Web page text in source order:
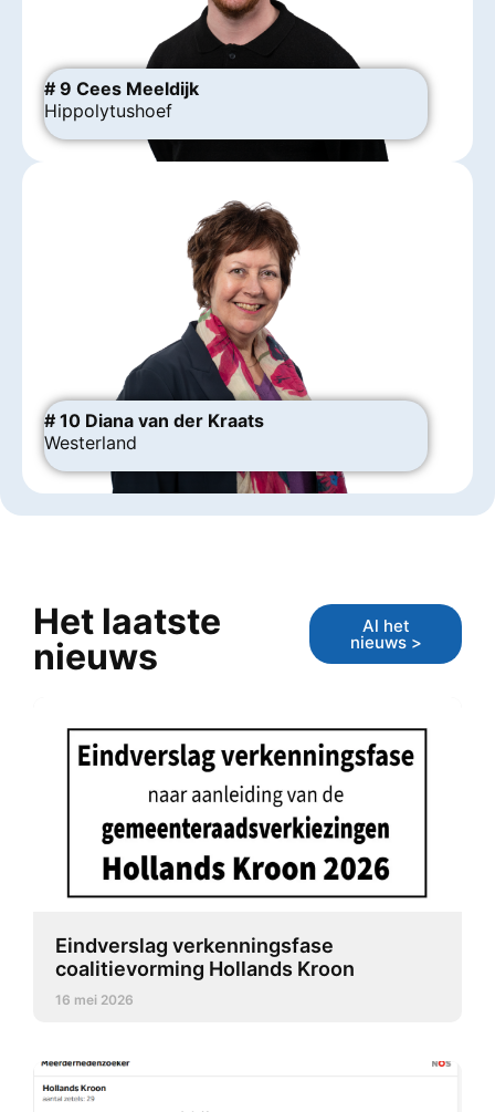
# 9 Cees Meeldijk
Hippolytushoef
# 10 Diana van der Kraats
Westerland
Het laatste
nieuws
Al het
nieuws >
Eindverslag verkenningsfase
coalitievorming Hollands Kroon
16 mei 2026